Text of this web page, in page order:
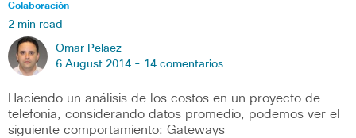
Colaboración
2 min read
Omar Pelaez
6 August 2014 - 14 comentarios
Haciendo un análisis de los costos en un proyecto de
telefonía, considerando datos promedio, podemos ver el
siguiente comportamiento: Gateways